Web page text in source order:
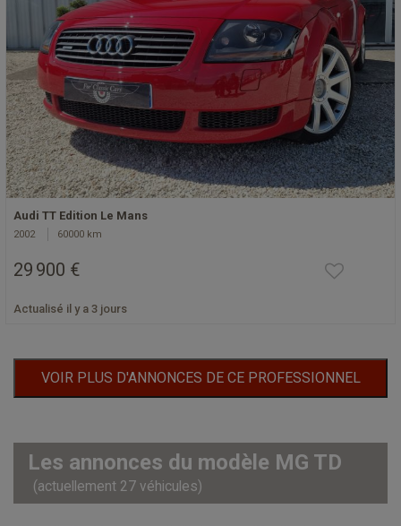
Audi TT Edition Le Mans
2002 60000 km
29 900 €
Actualisé il y a 3 jours
VOIR PLUS D'ANNONCES DE CE PROFESSIONNEL
Les annonces du modèle MG TD
(actuellement 27 véhicules)